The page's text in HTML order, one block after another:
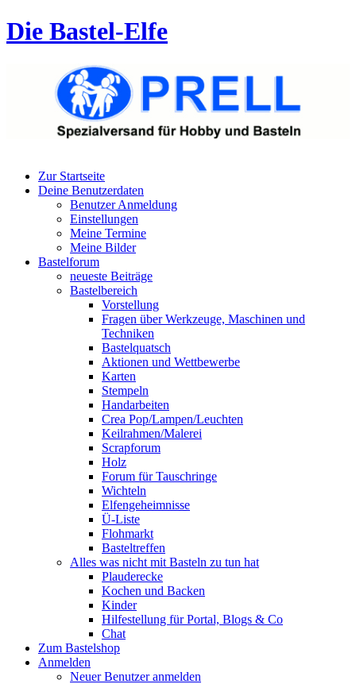
Die Bastel-Elfe
Zur Startseite
Deine Benutzerdaten
Benutzer Anmeldung
Einstellungen
Meine Termine
Meine Bilder
Bastelforum
neueste Beiträge
Bastelbereich
Vorstellung
Fragen über Werkzeuge, Maschinen und
Techniken
Bastelquatsch
Aktionen und Wettbewerbe
Karten
Stempeln
Handarbeiten
Crea Pop/Lampen/Leuchten
Keilrahmen/Malerei
Scrapforum
Holz
Forum für Tauschringe
Wichteln
Elfengeheimnisse
Ü-Liste
Flohmarkt
Basteltreffen
Alles was nicht mit Basteln zu tun hat
Plauderecke
Kochen und Backen
Kinder
Hilfestellung für Portal, Blogs & Co
Chat
Zum Bastelshop
Anmelden
Neuer Benutzer anmelden